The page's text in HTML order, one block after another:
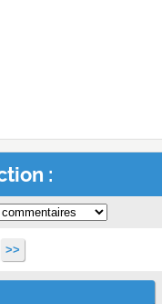
:
>>